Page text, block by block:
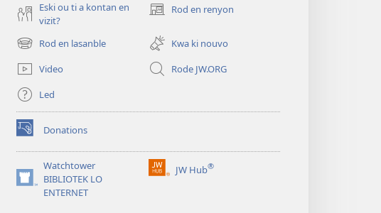
Eski ou ti a kontan en
vizit?
Rod en renyon
(opens
window)
Rod en lasanble
(opens
new
window)
Kwa ki nouvo
Video
Rode JW.ORG
Led
Donations
(opens
new
window)Watchtower
BIBLIOTEK LO
ENTERNET
(opens
JW Hub®
(opens